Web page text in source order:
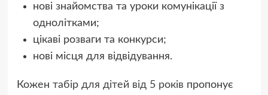
нові знайомства та уроки комунікації з
однолітками;
цікаві розваги та конкурси;
нові місця для відвідування.
Кожен табір для дітей від 5 роківпропонує